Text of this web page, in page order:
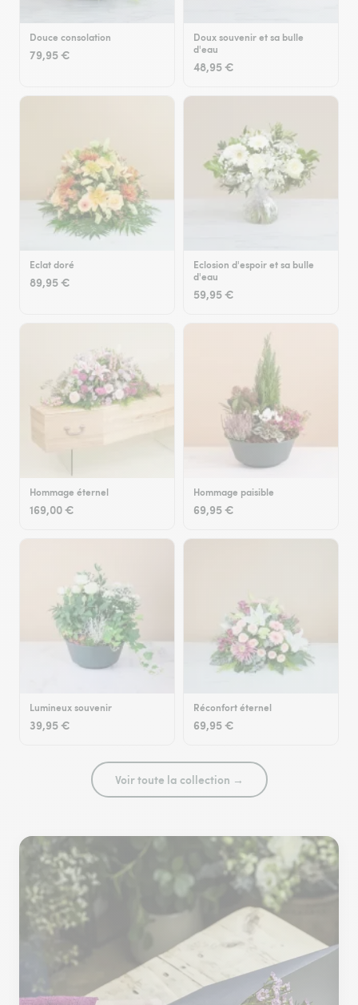
Douce consolation
79,95 €
Doux souvenir et sa bulle
d'eau
48,95 €
Eclat doré
89,95 €
Eclosion d'espoir et sa bulle
d'eau
59,95 €
Hommage éternel
169,00 €
Hommage paisible
69,95 €
Lumineux souvenir
39,95 €
Réconfort éternel
69,95 €
Voir toute la collection →